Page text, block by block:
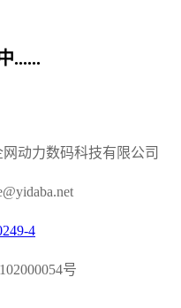
......
网动力数码科技有限公司
4
号